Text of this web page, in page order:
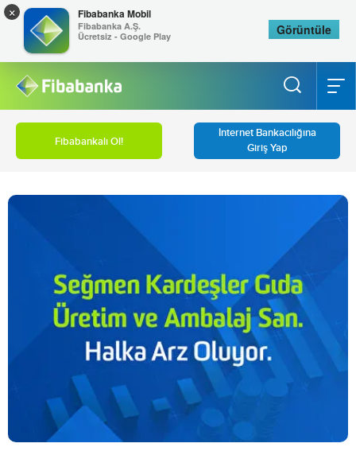
Fibabankalı Ol!
İnternet Bankacılığına
Giriş Yap
× Fibabanka Mobil
Fibabanka A.Ş.
Ücretsiz - Google Play
Görüntüle